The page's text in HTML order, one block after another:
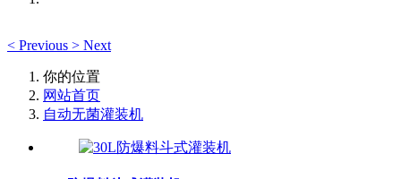
< Previous > Next
你的位置
网站首页
自动无菌灌装机